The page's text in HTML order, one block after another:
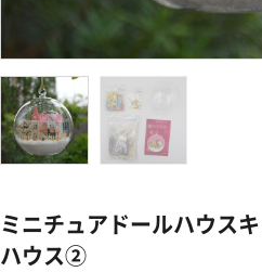
ミニチュアドールハウス
ハウス②